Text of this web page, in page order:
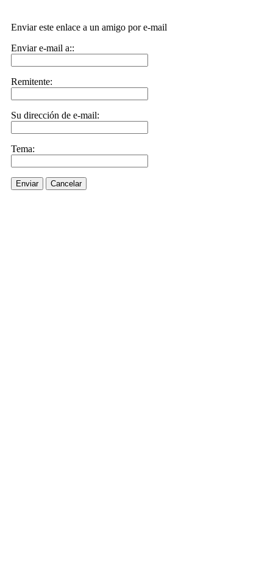
Enviar este enlace a un amigo por e-mail
Enviar e-mail a::
Remitente:
Su dirección de e-mail:
Tema:
Enviar Cancelar